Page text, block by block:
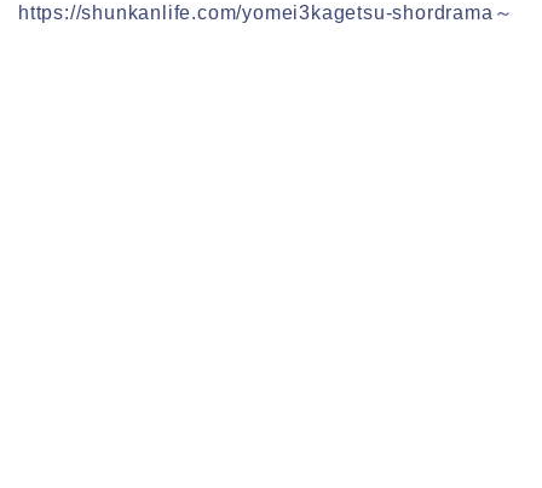
https://shunkanlife.com/yomei3kagetsu-shordrama～